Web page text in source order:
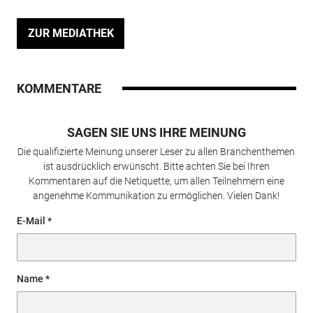
ZUR MEDIATHEK
KOMMENTARE
SAGEN SIE UNS IHRE MEINUNG
Die qualifizierte Meinung unserer Leser zu allen Branchenthemen
ist ausdrücklich erwünscht. Bitte achten Sie bei Ihren
Kommentaren auf die Netiquette, um allen Teilnehmern eine
angenehme Kommunikation zu ermöglichen. Vielen Dank!
E-Mail
Name